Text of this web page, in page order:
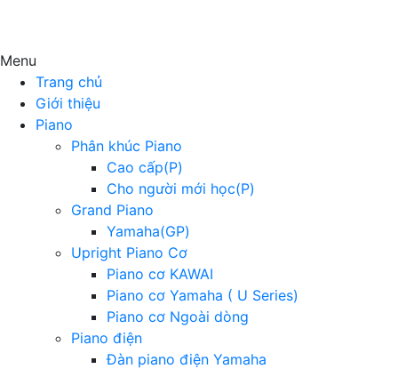
Menu
Trang chủ
Giới thiệu
Piano
Phân khúc Piano
Cao cấp(P)
Cho người mới học(P)
Grand Piano
Yamaha(GP)
Upright Piano Cơ
Piano cơ KAWAI
Piano cơ Yamaha ( U Series)
Piano cơ Ngoài dòng
Piano điện
Đàn piano điện Yamaha